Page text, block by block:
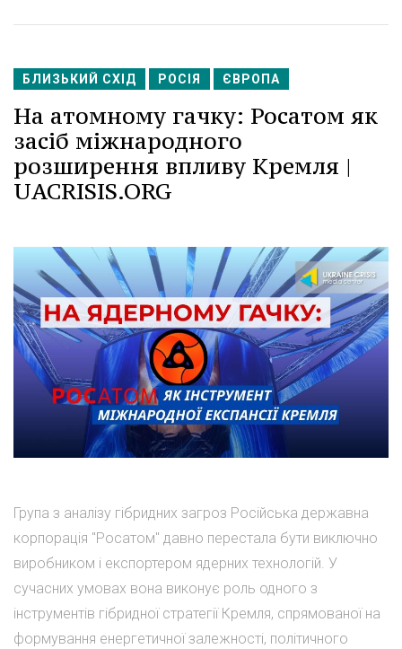
БЛИЗЬКИЙ СХІД РОСІЯ ЄВРОПА
На атомному гачку: Росатом як
засіб міжнародного
розширення впливу Кремля |
UACRISIS.ORG
Група з аналізу гібридних загроз Російська державна
корпорація "Росатом" давно перестала бути виключно
виробником і експортером ядерних технологій. У
сучасних умовах вона виконує роль одного з
інструментів гібридної стратегії Кремля, спрямованої на
формування енергетичної залежності, політичного